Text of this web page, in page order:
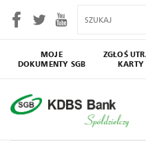
MOJE
DOKUMENTY SGB
ZGŁOŚ
KARTY